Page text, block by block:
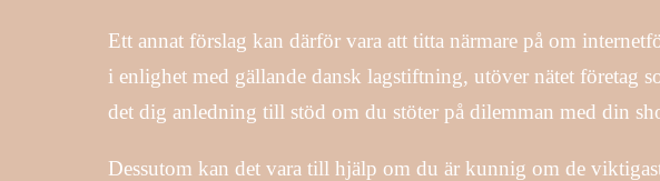
Ett annat förslag kan därför vara att titta närmare på om
i enlighet med gällande dansk lagstiftning, utöver nätet företag
det dig anledning till stöd om du stöter på dilemman med din
Dessutom kan det vara till hjälp om du är kunnig om de